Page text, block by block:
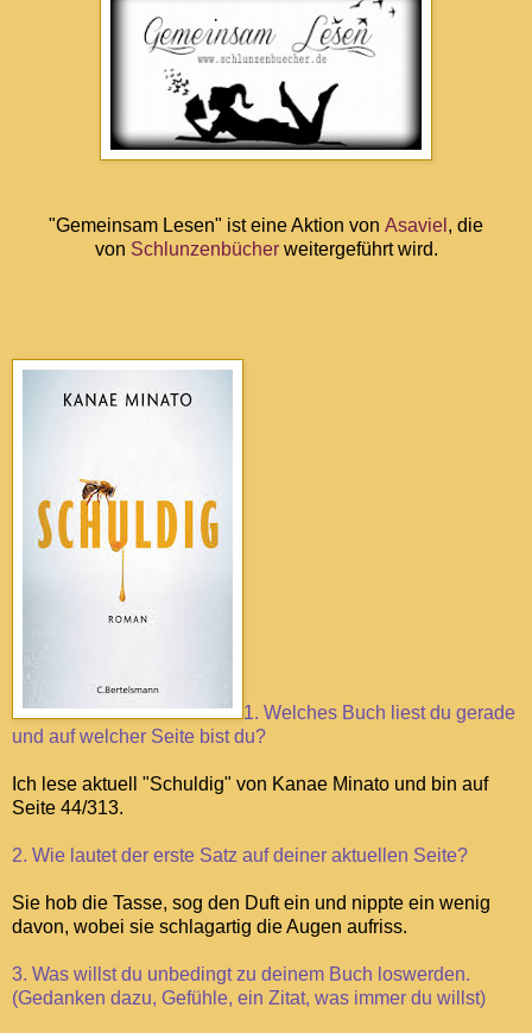
"Gemeinsam Lesen" ist eine Aktion von Asaviel , die
von Schlunzenbücherweitergeführt wird.
1. Welches Buch liest du gerade
und auf welcher Seite bist du?
Ich lese aktuell "Schuldig" von Kanae Minato und bin auf
Seite 44/313.
2. Wie lautet der erste Satz auf deiner aktuellen Seite?
Sie hob die Tasse, sog den Duft ein und nippte ein wenig
davon, wobei sie schlagartig die Augen aufriss.
3. Was willst du unbedingt zu deinem Buch loswerden.
(Gedanken dazu, Gefühle, ein Zitat, was immer du willst)